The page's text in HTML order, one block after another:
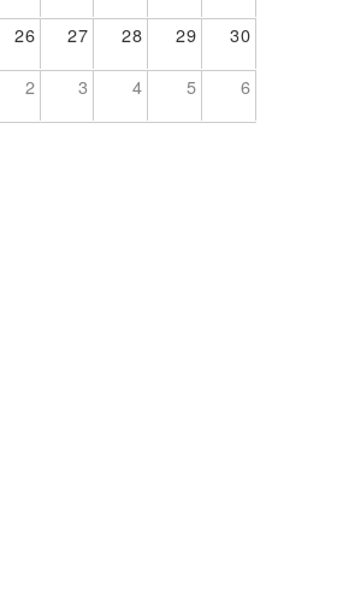
26 27 28 29 30
2 3 4 5 6